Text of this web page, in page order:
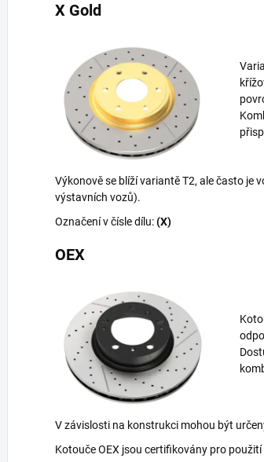
X Gold
Výkonově se blíží variantě T2, ale často je
výstavních vozů).
Označení v čísle dílu:(X)
OEX
V závislosti na konstrukci mohou být
Kotouče OEX jsou certifikovány pro